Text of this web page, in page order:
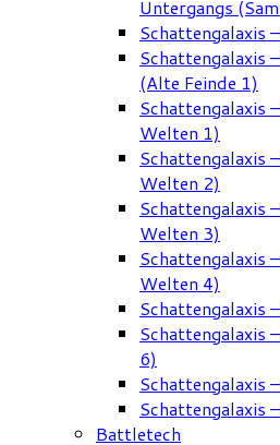
Untergangs
Schattengalaxis
Schattengalaxis
(Alte Feinde 1)
Schattengalaxis
Welten 1)
Schattengalaxis
Welten 2)
Schattengalaxis
Welten 3)
Schattengalaxis
Welten 4)
Schattengalaxis
Schattengalaxis
6)
Schattengalaxis
Schattengalaxis
Battletech